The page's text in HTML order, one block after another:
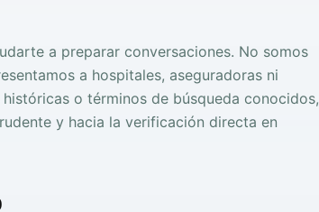
a preparar conversaciones. No somos
a hospitales, aseguradoras ni
o términos de búsqueda conocidos,
y hacia la verificación directa en